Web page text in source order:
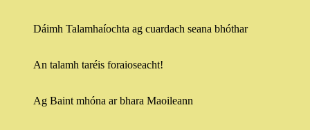
Dáimh Talamhaíochta ag cuardach seana bhóthar
An talamh taréis foraioseacht!
Ag Baint mhóna ar bhara Maoileann